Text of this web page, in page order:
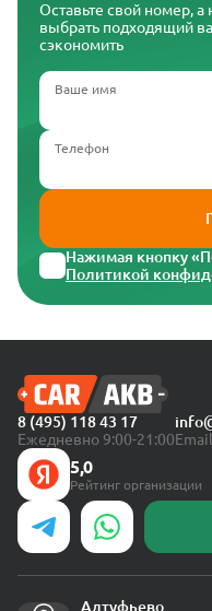
Оставьте свой номер,
выбрать подходящий
сэкономить
Ваше имя
Телефон
Нажимая кнопку
Политикой
8 (495) 118 43 17
Ежедневно 9:00-21:00
5,0
Рейтинг организации
Алтуфьево